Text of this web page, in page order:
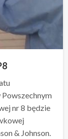
nr 8 będzie
& Johnson.